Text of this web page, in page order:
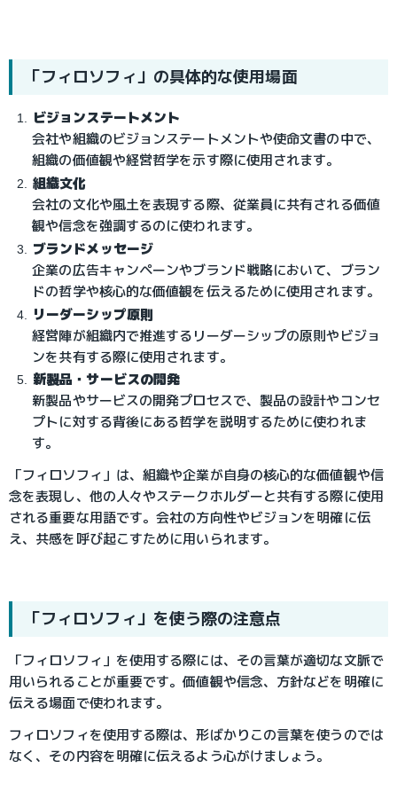
「フィロソフィ」の具体的な使用場面
ビジョンステートメント
会社や組織のビジョンステートメントや使命文書の中で、
組織の価値観や経営哲学を示す際に使用されます。
組織文化
会社の文化や風土を表現する際、従業員に共有される価値
観や信念を強調するのに使われます。
ブランドメッセージ
企業の広告キャンペーンやブランド戦略において、ブラン
ドの哲学や核心的な価値観を伝えるために使用されます。
リーダーシップ原則
経営陣が組織内で推進するリーダーシップの原則やビジョ
ンを共有する際に使用されます。
新製品・サービスの開発
新製品やサービスの開発プロセスで、製品の設計やコンセ
プトに対する背後にある哲学を説明するために使われま
す。
「フィロソフィ」は、組織や企業が自身の核心的な価値観や信
念を表現し、他の人々やステークホルダーと共有する際に使用
される重要な用語です。会社の方向性やビジョンを明確に伝
え、共感を呼び起こすために用いられます。
「フィロソフィ」を使う際の注意点
「フィロソフィ」を使用する際には、その言葉が適切な文脈で
用いられることが重要です。価値観や信念、方針などを明確に
伝える場面で使われます。
フィロソフィを使用する際は、形ばかりこの言葉を使うのでは
なく、その内容を明確に伝えるよう心がけましょう。